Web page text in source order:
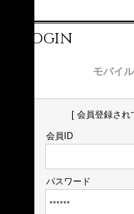
LOGIN
モバイ
[ 会員登録され
会員ID
パスワード